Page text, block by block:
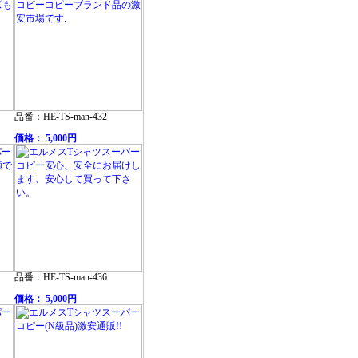
品番：HE-TS-man-432
価格： 5,000円
品番：HE-TS-man-436
価格： 5,000円